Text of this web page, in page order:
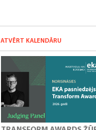
ATVĒRT KALENDĀRU